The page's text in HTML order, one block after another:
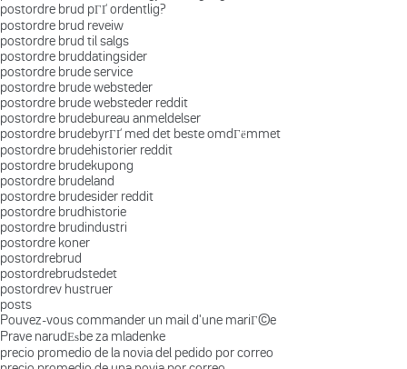
postordre brud pГҐ ordentlig?
postordre brud reveiw
postordre brud til salgs
postordre bruddatingsider
postordre brude service
postordre brude websteder
postordre brude websteder reddit
postordre brudebureau anmeldelser
postordre brudebyrГҐ med det beste omdГёmmet
postordre brudehistorier reddit
postordre brudekupong
postordre brudeland
postordre brudesider reddit
postordre brudhistorie
postordre brudindustri
postordre koner
postordrebrud
postordrebrudstedet
postordrev hustruer
posts
Pouvez-vous commander un mail d'une mariГ©e
Prave narudЕѕbe za mladenke
precio promedio de la novia del pedido por correo